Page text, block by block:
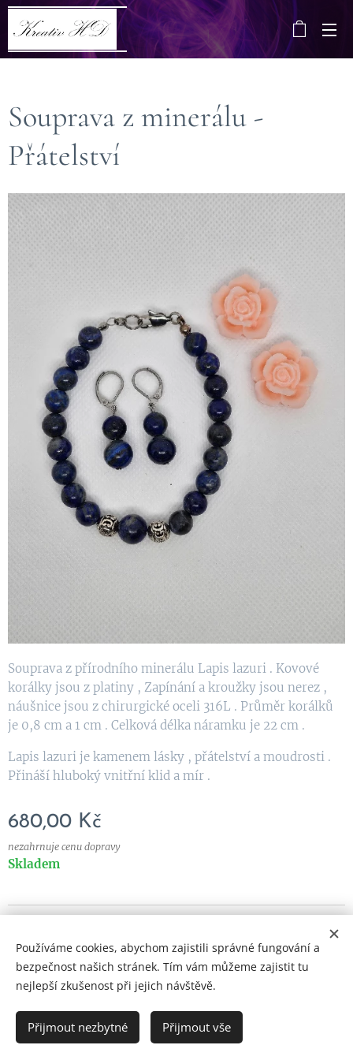
Souprava z minerálu -
Přátelství
Souprava z přírodního minerálu Lapis lazuri . Kovové
korálky jsou z platiny , Zapínání a kroužky jsou nerez ,
náušnice jsou z chirurgické oceli 316L . Průměr korálků
je 0,8 cm a 1 cm . Celková délka náramku je 22 cm .
Lapis lazuri je kamenem lásky , přátelství a moudrosti .
Přináší hluboký vnitřní klid a mír .
680,00 Kč
nezahrnuje cenu dopravy
Skladem
DO KOŠÍKU
Vytvořeno službouWebnode Cookies
Používáme cookies, abychom zajistili správné fungování a
bezpečnost našich stránek. Tím vám můžeme zajistit tu
nejlepší zkušenost při jejich návštěvě.
Přijmout nezbytné Přijmout vše